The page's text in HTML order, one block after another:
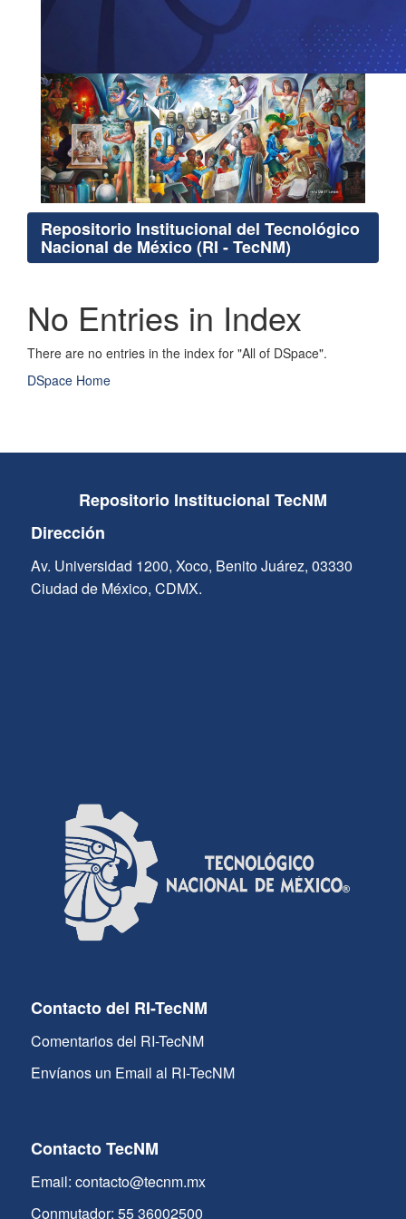
Repositorio Institucional del Tecnológico
Nacional de México (RI - TecNM)
No Entries in Index
There are no entries in the index for "All of DSpace".
DSpace Home
Repositorio Institucional TecNM
Dirección
Av. Universidad 1200, Xoco, Benito Juárez, 03330
Ciudad de México, CDMX.
Contacto del RI-TecNM
Comentarios del RI-TecNM
Envíanos un Email al RI-TecNM
Contacto TecNM
Email: contacto@tecnm.mx
Conmutador: 55 36002500